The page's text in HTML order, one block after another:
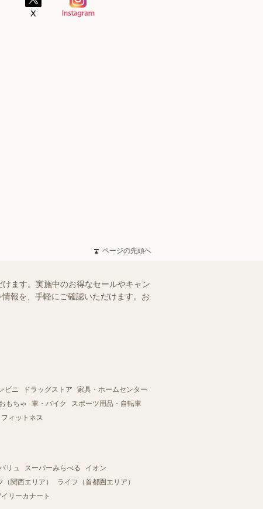
ページの先頭へ
ます。実施中のお得なセールやキャン
報を、手軽にご確認いただけます。お
ビニ ドラッグストア
家具・ホームセンター
もちゃ 車・バイク
スポーツ用品・自転車
ィットネス
リュ スーパーみらべる
イオン
（関西エリア）
ライフ（首都圏エリア）
リーカナート